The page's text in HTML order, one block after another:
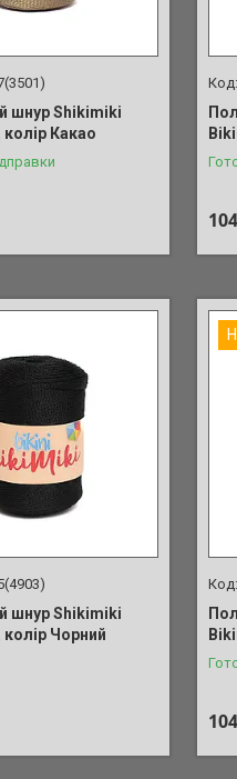
шнур Shikimiki
Какао
шнур Shikimiki
колір Чорний